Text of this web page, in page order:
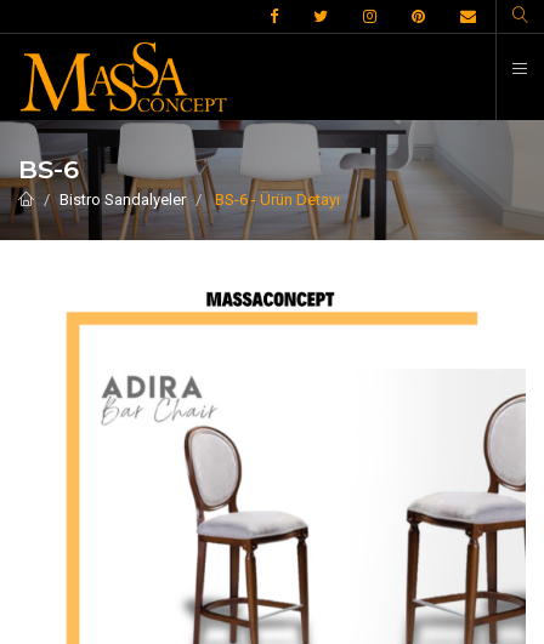
BS-6
Bistro Sandalyeler BS-6 - Ürün Detayı